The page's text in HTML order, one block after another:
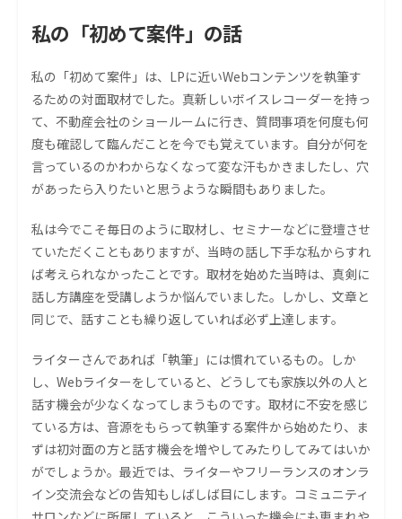
私の「初めて案件」の話
私の「初めて案件」は、LPに近いWebコンテンツを執筆す
るための対面取材でした。真新しいボイスレコーダーを持っ
て、不動産会社のショールームに行き、質問事項を何度も何
度も確認して臨んだことを今でも覚えています。自分が何を
言っているのかわからなくなって変な汗もかきましたし、穴
があったら入りたいと思うような瞬間もありました。
私は今でこそ毎日のように取材し、セミナーなどに登壇させ
ていただくこともありますが、当時の話し下手な私からすれ
ば考えられなかったことです。取材を始めた当時は、真剣に
話し方講座を受講しようか悩んでいました。しかし、文章と
同じで、話すことも繰り返していれば必ず上達します。
ライターさんであれば「執筆」には慣れているもの。しか
し、Webライターをしていると、どうしても家族以外の人と
話す機会が少なくなってしまうものです。取材に不安を感じ
ている方は、音源をもらって執筆する案件から始めたり、ま
ずは初対面の方と話す機会を増やしてみたりしてみてはいか
がでしょうか。最近では、ライターやフリーランスのオンラ
イン交流会などの告知もしばしば目にします。コミュニティ